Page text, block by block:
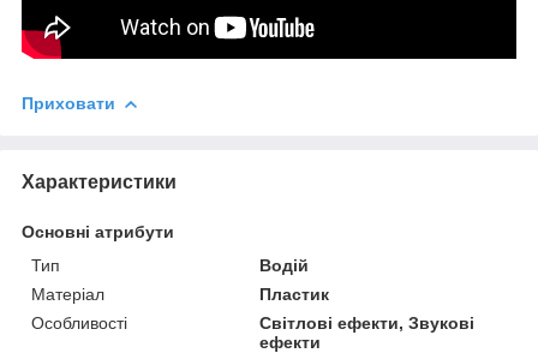
Приховати
Характеристики
Основні атрибути
Тип
Водій
Матеріал
Пластик
Особливості
Світлові ефекти, Звукові
ефекти